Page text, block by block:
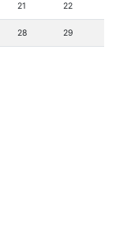
21 22
28 29